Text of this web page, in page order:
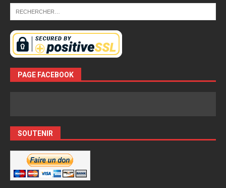
PAGE FACEBOOK
SOUTENIR